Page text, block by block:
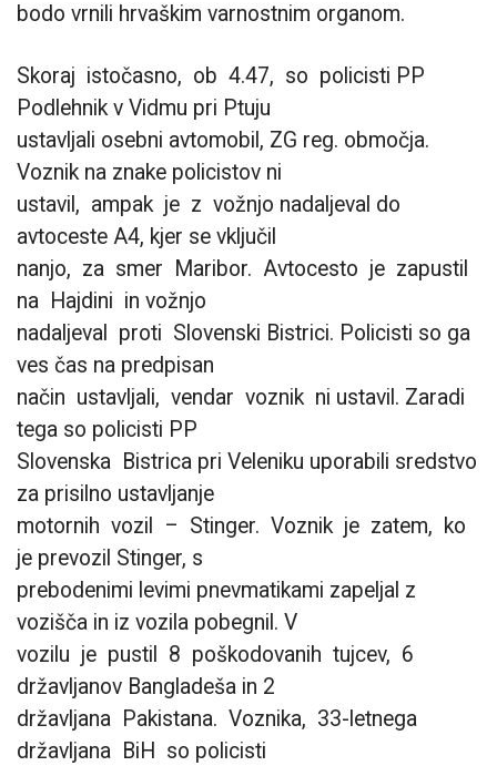
bodo vrnili hrvaškim varnostnim organom.
Skoraj istočasno, ob 4.47, so policisti PP
Podlehnik v Vidmu pri Ptuju
ustavljali osebni avtomobil, ZG reg. območja.
Voznik na znake policistov ni
ustavil, ampak je z vožnjo nadaljeval do
avtoceste A4, kjer se vključil
nanjo, za smer Maribor. Avtocesto je zapustil
na Hajdini in vožnjo
nadaljeval proti Slovenski Bistrici. Policisti so ga
ves čas na predpisan
način ustavljali, vendar voznik ni ustavil. Zaradi
tega so policisti PP
Slovenska Bistrica pri Veleniku uporabili sredstvo
za prisilno ustavljanje
motornih vozil – Stinger. Voznik je zatem, ko
je prevozil Stinger, s
prebodenimi levimi pnevmatikami zapeljal z
vozišča in iz vozila pobegnil. V
vozilu je pustil 8 poškodovanih tujcev, 6
državljanov Bangladeša in 2
državljana Pakistana. Voznika, 33-letnega
državljana BiH so policisti